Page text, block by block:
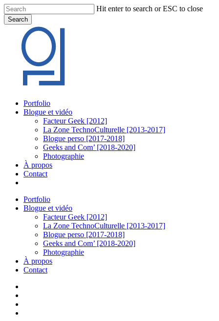
Skip
to
main
content
Hit enter to search or ESC to close
Search
Search
Menu
Portfolio
Blogue et vidéo
Facteur Geek [2012]
La Zone TechnoCulturelle [2013-2017]
Blogue perso [2017-2018]
Geeks and Com’ [2018-2020]
Photographie
À propos
Contact
Portfolio
Blogue et vidéo
Facteur Geek [2012]
La Zone TechnoCulturelle [2013-2017]
Blogue perso [2017-2018]
Geeks and Com’ [2018-2020]
Photographie
À propos
Contact